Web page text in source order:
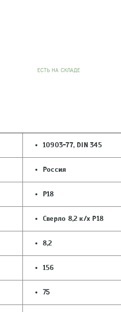
EСТЬ НА СКЛАДЕ
10903-77, DIN 345
Россия
Р18
Сверло 8,2 к/х Р18
8,2
156
75